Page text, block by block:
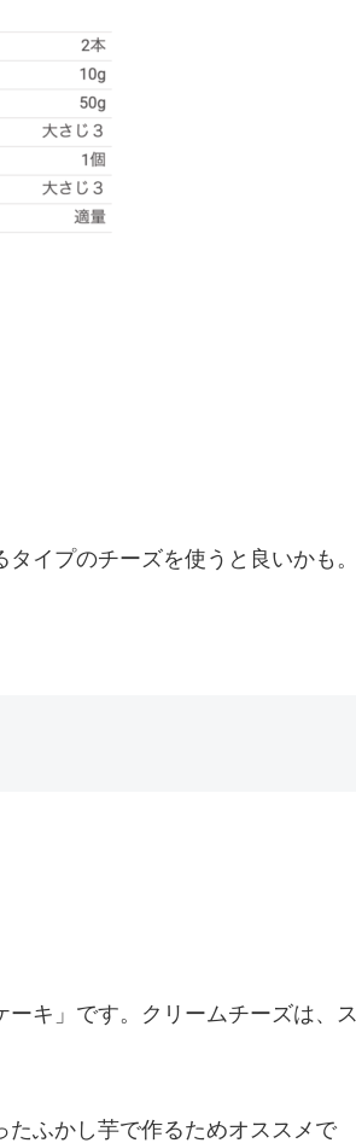
イプのチーズを使うと良いかも。
キ」です。クリームチーズは、ス
たふかし芋で作るためオススメで